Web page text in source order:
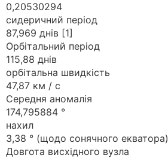
0,20530294
сидеричний період
87,969 днів [1]
Орбітальний період
115,88 днів
орбітальна швидкість
47,87 км / с
Середня аномалія
174,795884 °
нахил
3,38 ° (щодо сонячного екватора)
Довгота висхідного вузла